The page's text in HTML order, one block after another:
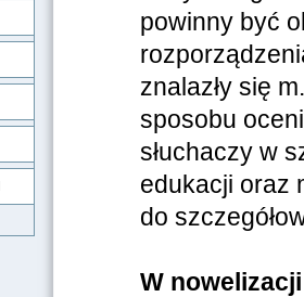
powinny być
znalazły się
sposobu
słuchaczy w
edukacji oraz
do
W